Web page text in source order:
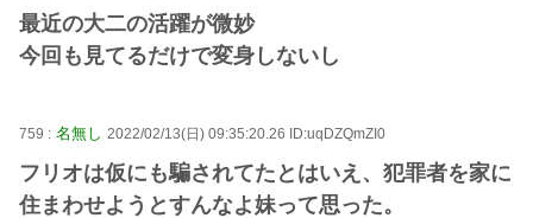
最近の大二の活躍が微妙
今回も見てるだけで変身しないし
759 : 名無し 2022/02/13(日) 09:35:20.26 ID:uqDZQmZI0
フリオは仮にも騙されてたとはいえ、犯罪者を家に
住まわせようとすんなよ妹って思った。